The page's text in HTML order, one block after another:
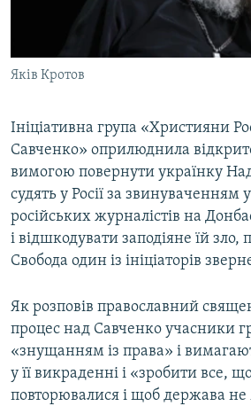
ВІДЕОУРОКИ «ELIFBE»
СВІДЧЕННЯ ОКУПАЦІЇ
УКРАЇНСЬКА ПРОБЛЕМА КРИМУ
Qırımtatar
Усі сайти RFE/RL
Яків Кротов
Ініціативна група «Християни
Савченко» оприлюднила
вимогою повернути українку
судять у Росії за звинуваченням
російських журналістів на
і відшкодувати заподіяне їй зло,
Свобода один із ініціаторів
Як розповів православний
процес над Савченко учасники
«знущанням із права» і
у її викраденні і «зробити все,
повторювалися і щоб держава